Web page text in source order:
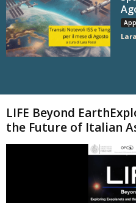
LIFE Beyond
the Future of Italian